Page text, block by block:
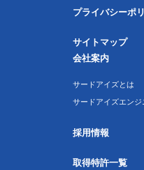
プライバシーポ
サイトマップ
会社案内
サードアイズとは
サードアイズエン
採用情報
取得特許一覧